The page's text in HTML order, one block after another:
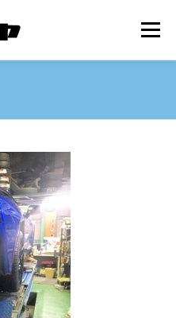
メニュー
INQUIRY
FRIEND’S SITE